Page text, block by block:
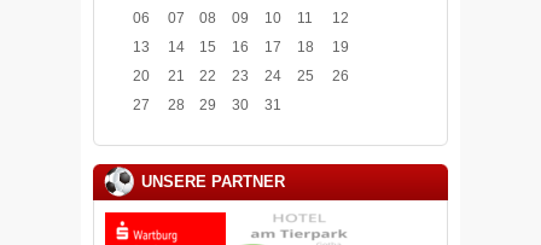
06
07 08 09 10 11
12
13
14 15 16 17 18
19
20
21 22 23 24 25
26
27
28 29 30 31
UNSERE PARTNER